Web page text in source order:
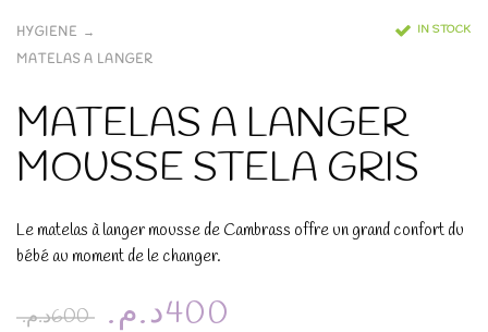
HYGIENE
MATELAS A LANGER
IN STOCK
MATELAS A LANGER
MOUSSE STELA GRIS
Le matelas à langer mousse de Cambrass offre un grand confort du
bébé au moment de le changer.
600د.م. 400د.م.